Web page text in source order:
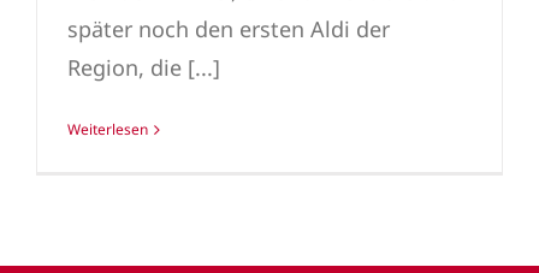
später noch den ersten Aldi der
Region, die [...]
Weiterlesen